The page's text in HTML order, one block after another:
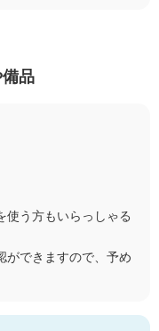
品
使う方もいらっしゃる
ができますので、予め